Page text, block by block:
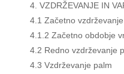
4. VZDRŽEVANJE IN
4.1 Začetno vzdrževanje
4.1.2 Začetno obdobje
4.2 Redno vzdrževanje
4.3 Vzdrževanje palm